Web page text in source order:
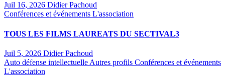
Juil 16, 2026 Didier Pachoud
Conférences et événements L'association
TOUS LES FILMS LAUREATS DU SECTIVAL3
Juil 5, 2026 Didier Pachoud
Auto défense intellectuelle Autres profils Conférences et événements
L'association